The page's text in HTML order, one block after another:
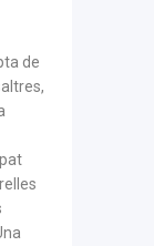
de